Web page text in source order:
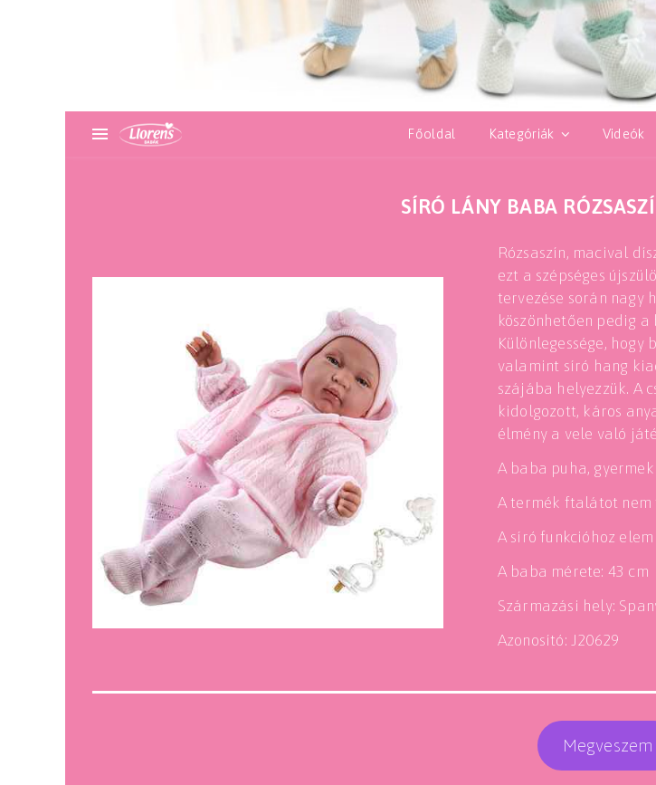
Főoldal Kategóriák Videók
SÍRÓ LÁNY BABA
Rózsaszín, macival
ezt a szépséges
tervezése során nagy
köszönhetően pedig
Különlegessége,
valamint síró hang
szájába helyezzük. A
kidolgozott, káros
élmény a vele való
A baba puha,
A termék ftalátot
A síró funkcióhoz elem
A baba mérete: 43 cm
Származási hely:
Azonosító: J20629
Megveszem